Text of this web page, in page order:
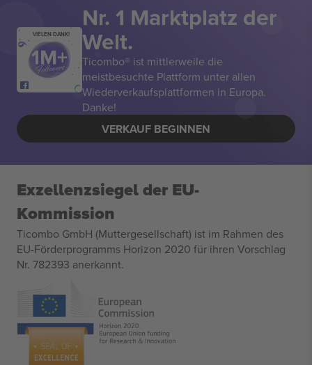
VIELEN DANK!
Nr. 1 Marktplatz der
Welt.
Ticombo® ist mittlerweile die
meistbesuchte Plattform unter allen
Wiederverkaufsplattformen in Europa.
Danke!
VERKAUF BEGINNEN
Exzellenzsiegel der EU-
Kommission
Ticombo GmbH (Muttergesellschaft) ist im Rahmen des
EU-Förderprogramms Horizon 2020 für ihren Vorschlag
Nr. 782393 anerkannt.